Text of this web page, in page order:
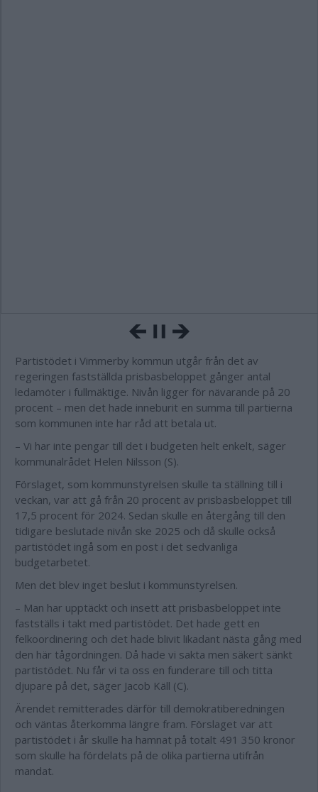
Partistödet i Vimmerby kommun utgår från det av
regeringen fastställda prisbasbeloppet gånger antal
ledamöter i fullmäktige. Nivån ligger för nävarande på 20
procent – men det hade inneburit en summa till partierna
som kommunen inte har råd att betala ut.
– Vi har inte pengar till det i budgeten helt enkelt, säger
kommunalrådet Helen Nilsson (S).
Förslaget, som kommunstyrelsen skulle ta ställning till i
veckan, var att gå från 20 procent av prisbasbeloppet till
17,5 procent för 2024. Sedan skulle en återgång till den
tidigare beslutade nivån ske 2025 och då skulle också
partistödet ingå som en post i det sedvanliga
budgetarbetet.
Men det blev inget beslut i kommunstyrelsen.
– Man har upptäckt och insett att prisbasbeloppet inte
fastställs i takt med partistödet. Det hade gett en
felkoordinering och det hade blivit likadant nästa gång med
den här tågordningen. Då hade vi sakta men säkert sänkt
partistödet. Nu får vi ta oss en funderare till och titta
djupare på det, säger Jacob Käll (C).
Ärendet remitterades därför till demokratiberedningen
och väntas återkomma längre fram. Förslaget var att
partistödet i år skulle ha hamnat på totalt 491 350 kronor
som skulle ha fördelats på de olika partierna utifrån
mandat.